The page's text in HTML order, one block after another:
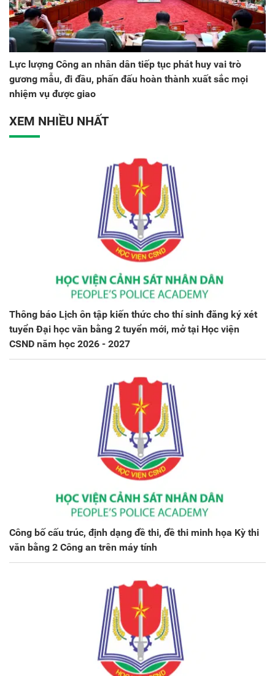
Lực lượng Công an nhân dân tiếp tục phát huy vai trò
gương mẫu, đi đầu, phấn đấu hoàn thành xuất sắc mọi
nhiệm vụ được giao
XEM NHIỀU NHẤT
Thông báo Lịch ôn tập kiến thức cho thí sinh đăng ký xét
tuyển Đại học văn bằng 2 tuyển mới, mở tại Học viện
CSND năm học 2026 - 2027
Công bố cấu trúc, định dạng đề thi, đề thi minh họa Kỳ thi
văn bằng 2 Công an trên máy tính